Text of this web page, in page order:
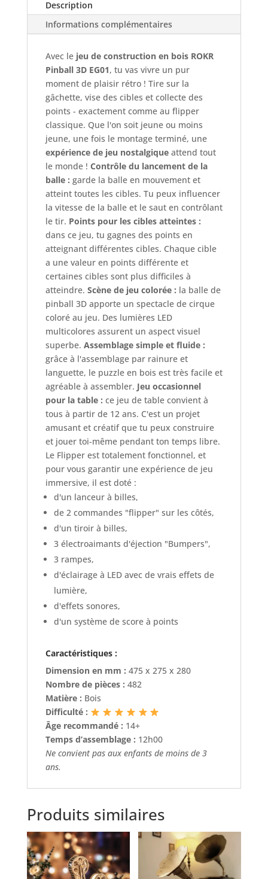
Pinball
Machine
Description
Informations complémentaires
Avec le jeu de construction en bois ROKR
Pinball 3D EG01, tu vas vivre un pur
moment de plaisir rétro ! Tire sur la
gâchette, vise des cibles et collecte des
points - exactement comme au flipper
classique. Que l'on soit jeune ou moins
jeune, une fois le montage terminé, une
expérience de jeu nostalgiqueattend tout
le monde ! Contrôle du lancement de la
balle : garde la balle en mouvement et
atteint toutes les cibles. Tu peux influencer
la vitesse de la balle et le saut en contrôlant
le tir. Points pour les cibles atteintes :
dans ce jeu, tu gagnes des points en
atteignant différentes cibles. Chaque cible
a une valeur en points différente et
certaines cibles sont plus difficiles à
atteindre. Scène de jeu colorée : la balle de
pinball 3D apporte un spectacle de cirque
coloré au jeu. Des lumières LED
multicolores assurent un aspect visuel
superbe. Assemblage simple et fluide :
grâce à l'assemblage par rainure et
languette, le puzzle en bois est très facile et
agréable à assembler. Jeu occasionnel
pour la table : ce jeu de table convient à
tous à partir de 12 ans. C'est un projet
amusant et créatif que tu peux construire
et jouer toi-même pendant ton temps libre.
Le Flipper est totalement fonctionnel, et
pour vous garantir une expérience de jeu
immersive, il est doté :
d'un lanceur à billes,
de 2 commandes "flipper" sur les côtés,
d'un tiroir à billes,
3 électroaimants d'éjection "Bumpers",
3 rampes,
d'éclairage à LED avec de vrais effets de
lumière,
d'effets sonores,
d'un système de score à points
Caractéristiques :
Dimension en mm : 475 x 275 x 280
Nombre de pièces : 482
Matière : Bois
Difficulté :
Âge recommandé : 14+
Temps d’assemblage : 12h00
Ne convient pas aux enfants de moins de 3
ans.
Produits similaires